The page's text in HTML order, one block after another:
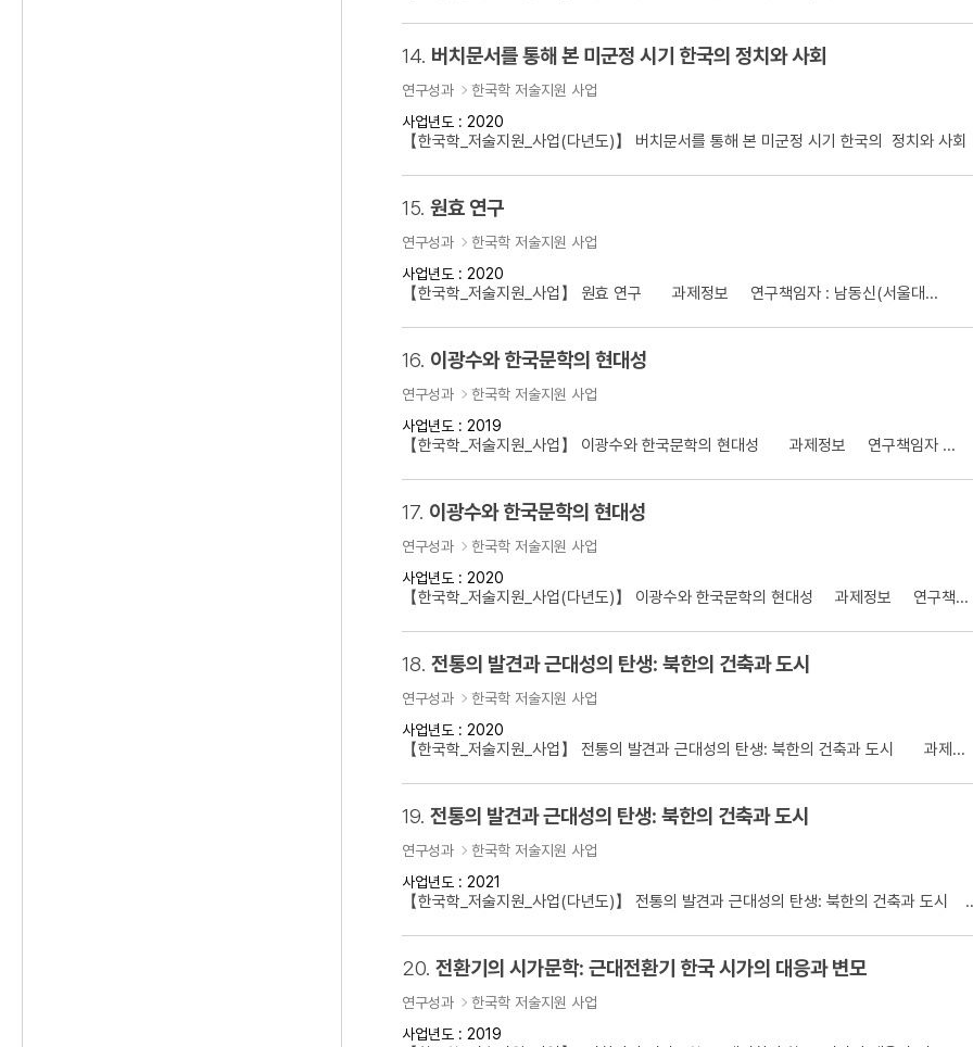
14. 버치문서를 통해 본 미군정 시기 한국의 정치와 사회
연구성과
한국학 저술지원 사업
사업년도 : 2020
【한국학_저술지원_사업(다년도)】 버치문서를 통해 본 미군정 시기 한국의 정치와 사
15. 원효 연구
연구성과
한국학 저술지원 사업
사업년도 : 2020
【한국학_저술지원_사업】 원효 연구 과제정보 연구책임자 : 남동신(서울대...
16. 이광수와 한국문학의 현대성
연구성과
한국학 저술지원 사업
사업년도 : 2019
【한국학_저술지원_사업】 이광수와 한국문학의 현대성 과제정보 연구책임자 ...
17. 이광수와 한국문학의 현대성
연구성과
한국학 저술지원 사업
사업년도 : 2020
【한국학_저술지원_사업(다년도)】 이광수와 한국문학의 현대성 과제정보 연구책...
18. 전통의 발견과 근대성의 탄생: 북한의 건축과 도시
연구성과
한국학 저술지원 사업
사업년도 : 2020
【한국학_저술지원_사업】 전통의 발견과 근대성의 탄생: 북한의 건축과 도시 과제...
19. 전통의 발견과 근대성의 탄생: 북한의 건축과 도시
연구성과
한국학 저술지원 사업
사업년도 : 2021
【한국학_저술지원_사업(다년도)】 전통의 발견과 근대성의 탄생: 북한의 건축과 도시
20. 전환기의 시가문학: 근대전환기 한국 시가의 대응과 변모
연구성과
한국학 저술지원 사업
사업년도 : 2019